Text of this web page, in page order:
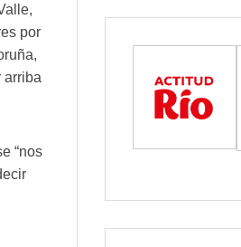
por
arriba
“nos